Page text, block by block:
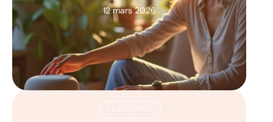
12 mars 2026
FLASH INFO